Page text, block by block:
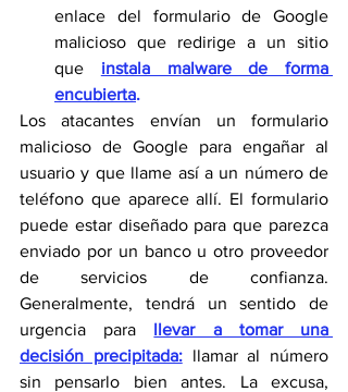
enlace del formulario de Google
malicioso que redirige a un sitio
que instala malware de forma
encubierta.
Los atacantes envían un formulario
malicioso de Google para engañar al
usuario y que llame así a un número de
teléfono que aparece allí. El formulario
puede estar diseñado para que parezca
enviado por un banco u otro proveedor
de servicios de confianza.
Generalmente, tendrá un sentido de
urgencia para llevar a tomar una
decisión precipitada: llamar al número
sin pensarlo bien antes. La excusa,